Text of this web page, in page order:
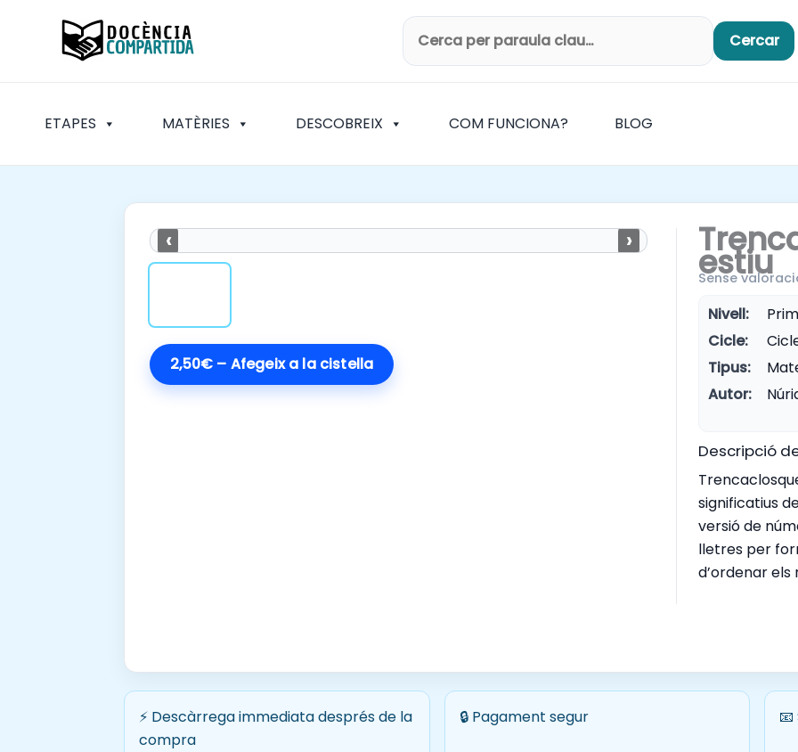
contingut
Cerca productes
Cercar
ETAPES MATÈRIES DESCOBREIX COM FUNCIONA? BLOG
‹ ›
2,50€ – Afegeix a la cistella
estiu
Sense
Nivell:
Cicle:
Tipus:
Autor:
Descripció
significatius
versió de
lletres per
d’ordenar
⚡ Descàrrega immediata després de la
compra
🔒 Pagament segur